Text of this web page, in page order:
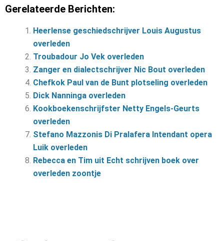
Gerelateerde Berichten:
Heerlense geschiedschrijver Louis Augustus
overleden
Troubadour Jo Vek overleden
Zanger en dialectschrijver Nic Bout overleden
Chefkok Paul van de Bunt plotseling overleden
Dick Nanninga overleden
Kookboekenschrijfster Netty Engels-Geurts
overleden
Stefano Mazzonis Di Pralafera Intendant opera
Luik overleden
Rebecca en Tim uit Echt schrijven boek over
overleden zoontje